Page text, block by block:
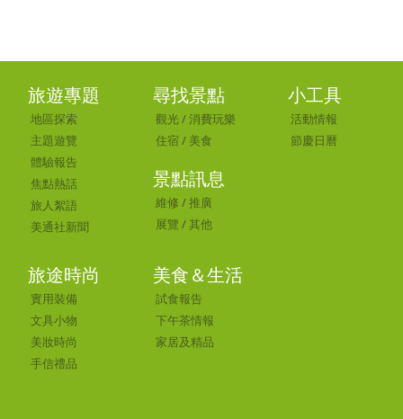
旅遊專題
地區探索
主題遊覽
體驗報告
焦點熱話
旅人絮語
美通社新聞
尋找景點
觀光 /消費玩樂
住宿 / 美食
景點訊息
維修 /推廣
展覽 /其他
小工具
活動情報
節慶日曆
旅途時尚
實用裝備
文具小物
美妝時尚
手信禮品
美食＆生活
試食報告
下午茶情報
家居及精品